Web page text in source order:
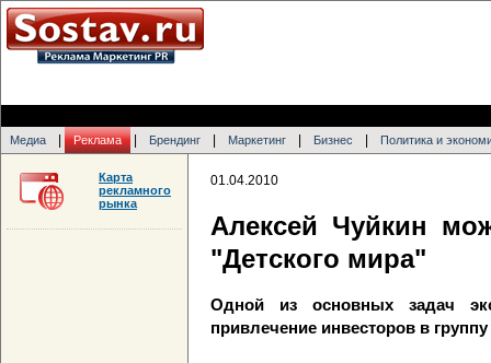
Медиа Реклама Брендинг Маркетинг Бизнес Политика и
01.04.2010
Алексей Чуйкин
"Детского мира"
Одной из основных задач
привлечение инвесторов в группу
Карта
рекламного
рынка